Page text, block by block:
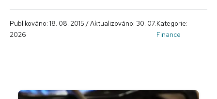
Publikováno: 18. 08. 2015 / Aktualizováno: 30. 07.
2026
Kategorie:
Finance